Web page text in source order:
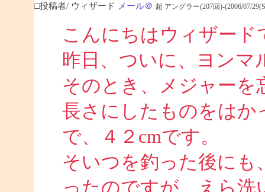
□投稿者/ ウィザード メール＠ 超 アングラー(207回)-(2006/07/
こんにちはウィザード
昨日、ついに、ヨンマ
そのとき、メジャー
長さにしたものをはか
で、４２cmです。
そいつを釣った後にも
ったのですが、えら